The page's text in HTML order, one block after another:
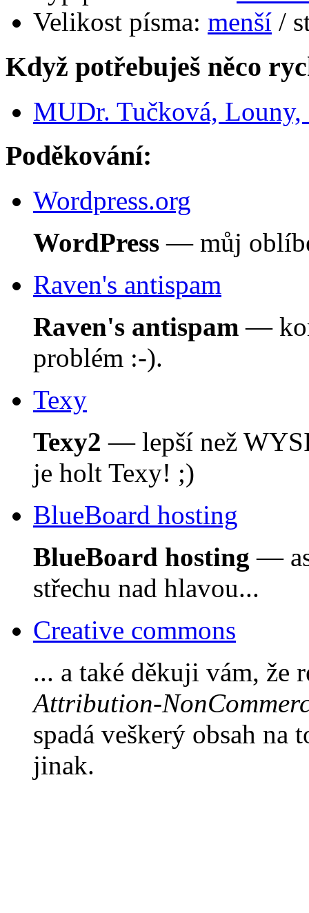
Velikost písma: menší /
Když potřebuješ něco
MUDr. Tučková, Louny,
Poděkování:
Wordpress.org
WordPress — můj
Raven's antispam
Raven's antispam —
problém :-).
Texy
Texy2 — lepší než
je holt Texy! ;)
BlueBoard hosting
BlueBoard hosting —
střechu nad hlavou...
Creative commons
... a také děkuji vám, že
Attribution-
spadá veškerý obsah
jinak.